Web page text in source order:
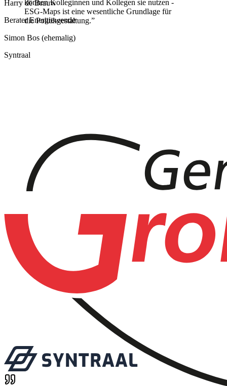
Harry de Brauw
Berater Energiewende
können Kolleginnen und Kollegen sie nutzen -
ESG-Maps ist eine wesentliche Grundlage für
die Politikgestaltung.”
Simon Bos (ehemalig)
Syntraal